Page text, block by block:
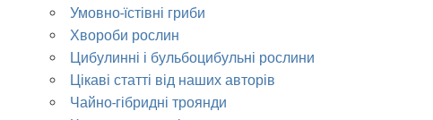
Умовно-їстівні гриби
Хвороби рослин
Цибулинні і бульбоцибульні рослини
Цікаві статті від наших авторів
Чайно-гібридні троянди